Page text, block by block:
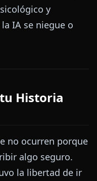
y
IA se niegue o
Historia
no ocurren porque
algo seguro.
la libertad de ir